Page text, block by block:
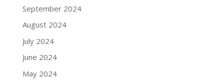
September 2024
August 2024
July 2024
June 2024
May 2024